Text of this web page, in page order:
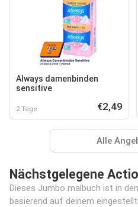
Always damenbinden
sensitive
2 Tage €2,49
Alle
Nächstgelegene
Dieses Jumbo malbuch ist in
basierend auf deinem